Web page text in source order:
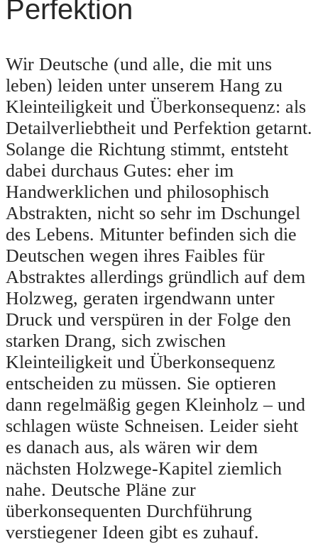
Perfektion
Wir Deutsche (und alle, die mit uns
leben) leiden unter unserem Hang zu
Kleinteiligkeit und Überkonsequenz: als
Detailverliebtheit und Perfektion getarnt.
Solange die Richtung stimmt, entsteht
dabei durchaus Gutes: eher im
Handwerklichen und philosophisch
Abstrakten, nicht so sehr im Dschungel
des Lebens. Mitunter befinden sich die
Deutschen wegen ihres Faibles für
Abstraktes allerdings gründlich auf dem
Holzweg, geraten irgendwann unter
Druck und verspüren in der Folge den
starken Drang, sich zwischen
Kleinteiligkeit und Überkonsequenz
entscheiden zu müssen. Sie optieren
dann regelmäßig gegen Kleinholz – und
schlagen wüste Schneisen. Leider sieht
es danach aus, als wären wir dem
nächsten Holzwege-Kapitel ziemlich
nahe. Deutsche Pläne zur
überkonsequenten Durchführung
verstiegener Ideen gibt es zuhauf.